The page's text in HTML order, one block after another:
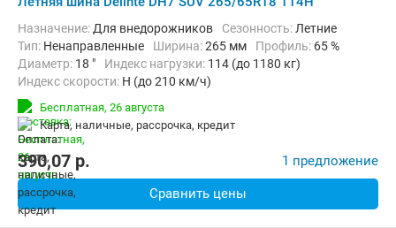
Назначение: Для внедорожников Сезонность: Летние
Тип: Ненаправленные Ширина:265 мм Профиль: 65 %
Диаметр: 18 " Индекс нагрузки: 114 (до 1180 кг)
Индекс скорости: H (до 210 км/ч)
Бесплатная, 26 августа
карта, наличные, рассрочка, кредит
390,07 p. 1 предложение
Сравнить цены